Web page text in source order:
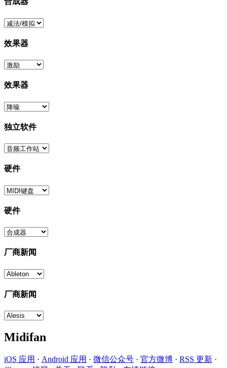
效果器
效果器
独立软件
硬件
硬件
厂商新闻
厂商新闻
Midifan
iOS 应用 · Android 应用 · 微信公众号 · 官方微博 · RSS 更新 ·